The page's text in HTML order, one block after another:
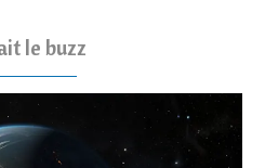
le buzz